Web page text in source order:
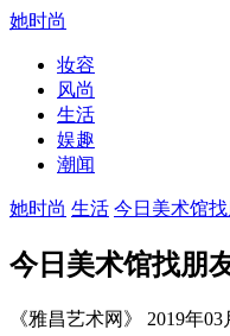
她时尚
妆容
风尚
生活
娱趣
潮闻
她时尚 生活 今日美术馆
今日美术馆找朋
《雅昌艺术网》 2019年03